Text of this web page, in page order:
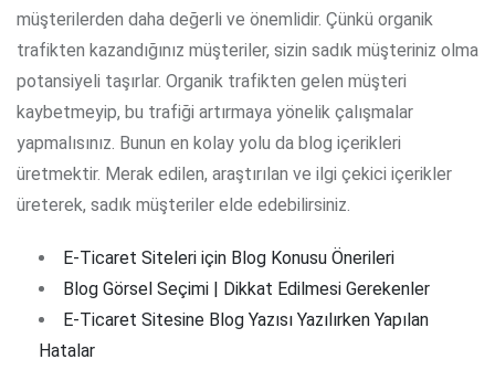
müşterilerden daha değerli ve önemlidir. Çünkü organik
trafikten kazandığınız müşteriler, sizin sadık müşteriniz olma
potansiyeli taşırlar. Organik trafikten gelen müşteri
kaybetmeyip, bu trafiği artırmaya yönelik çalışmalar
yapmalısınız. Bunun en kolay yolu da blog içerikleri
üretmektir. Merak edilen, araştırılan ve ilgi çekici içerikler
üreterek, sadık müşteriler elde edebilirsiniz.
E-Ticaret Siteleri için Blog Konusu Önerileri
Blog Görsel Seçimi | Dikkat Edilmesi Gerekenler
E-Ticaret Sitesine Blog Yazısı Yazılırken Yapılan
Hatalar